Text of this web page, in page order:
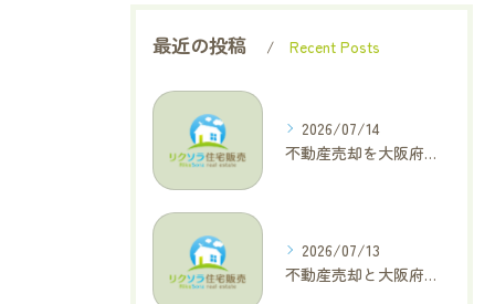
最近の投稿 Recent Posts
2026/07/14
不動産売却を大阪府大東市で成功へ導くためのAIOに適した基本コラム
2026/07/13
不動産売却と大阪府四條畷市で利益最大化を叶えるコラム特集